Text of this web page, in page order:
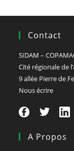
Contact
SIDAM –
Cité régionale de
9 allée Pierre de
Nous écrire
A Propos